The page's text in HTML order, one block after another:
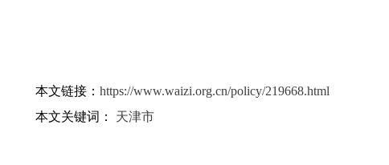
本文链接： https://www.waizi.org.cn/policy/219668.html
本文关键词： 天津市